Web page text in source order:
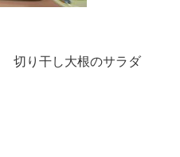
り干し大根のサラダ